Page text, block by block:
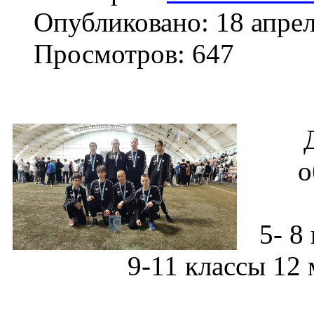
Опубликовано: 18
Просмотров: 647
5- 8
9-11 классы 12